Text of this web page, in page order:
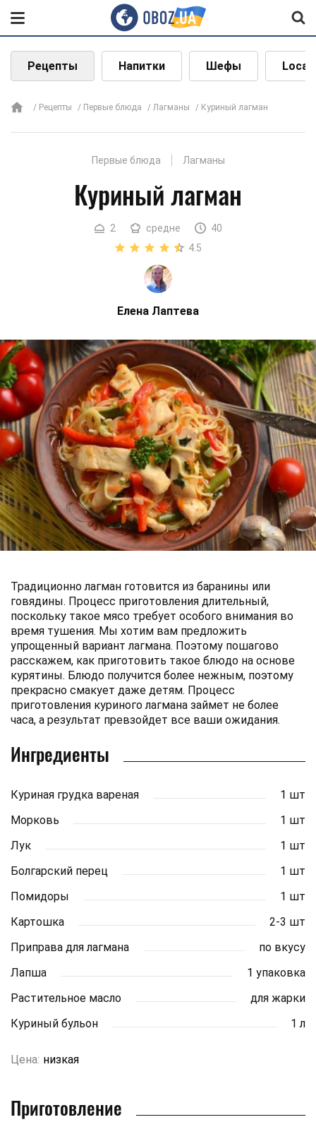
Рецепты Напитки Шефы Local
Рецепты Первые блюда Лагманы Куриный лагман
Первые блюда Лагманы
Куриный лагман
2 средне
40
4.5
Елена Лаптева
Традиционно лагман готовится из баранины или
говядины. Процесс приготовления длительный,
поскольку такое мясо требует особого внимания во
время тушения. Мы хотим вам предложить
упрощенный вариант лагмана. Поэтому пошагово
расскажем, как приготовить такое блюдо на основе
курятины. Блюдо получится более нежным, поэтому
прекрасно смакует даже детям. Процесс
приготовления куриного лагмана займет не более
часа, а результат превзойдет все ваши ожидания.
Ингредиенты
Куриная грудка вареная
1 шт
Морковь
1 шт
Лук
1 шт
Болгарский перец
1 шт
Помидоры
1 шт
Картошка
2-3 шт
Приправа для лагмана
по вкусу
Лапша
1 упаковка
Растительное масло
для жарки
Куриный бульон
1 л
Цена: низкая
Приготовление